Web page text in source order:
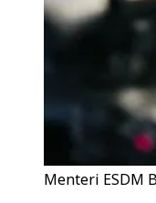
Menteri ESDM